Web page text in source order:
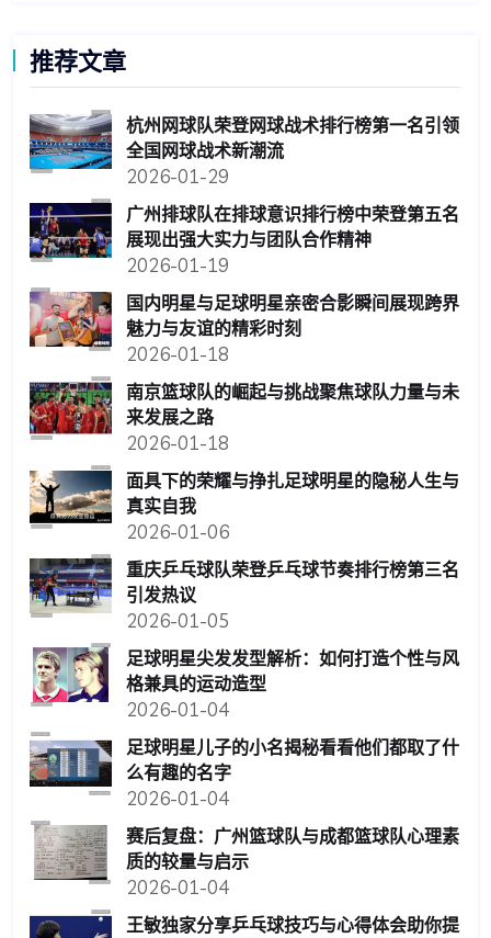
推荐文章
杭州网球队荣登网球战术排行榜第一名引领
全国网球战术新潮流
2026-01-29
广州排球队在排球意识排行榜中荣登第五名
展现出强大实力与团队合作精神
2026-01-19
国内明星与足球明星亲密合影瞬间展现跨界
魅力与友谊的精彩时刻
2026-01-18
南京篮球队的崛起与挑战聚焦球队力量与未
来发展之路
2026-01-18
面具下的荣耀与挣扎足球明星的隐秘人生与
真实自我
2026-01-06
重庆乒乓球队荣登乒乓球节奏排行榜第三名
引发热议
2026-01-05
足球明星尖发发型解析：如何打造个性与风
格兼具的运动造型
2026-01-04
足球明星儿子的小名揭秘看看他们都取了什
么有趣的名字
2026-01-04
赛后复盘：广州篮球队与成都篮球队心理素
质的较量与启示
2026-01-04
王敏独家分享乒乓球技巧与心得体会助你提